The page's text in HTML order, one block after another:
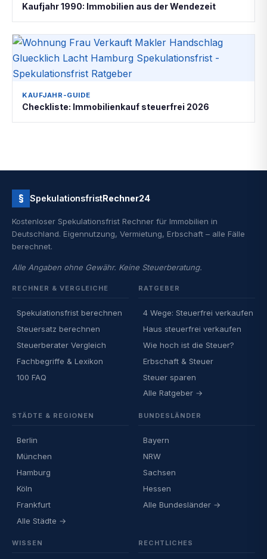
Kaufjahr 1990: Immobilien aus der Wendezeit
KAUFJAHR-GUIDE
Checkliste: Immobilienkauf steuerfrei 2026
§ SpekulationsfristRechner24
Kostenloser Spekulationsfrist Rechner für Immobilien in
Deutschland. Eigennutzung, Vermietung, Erbschaft – alle Fälle
berechnet.
Alle Angaben ohne Gewähr. Keine Steuerberatung.
RECHNER & VERGLEICHE
Spekulationsfrist berechnen
Steuersatz berechnen
Steuerberater Vergleich
Fachbegriffe & Lexikon
100 FAQ
RATGEBER
4 Wege: Steuerfrei verkaufen
Haus steuerfrei verkaufen
Wie hoch ist die Steuer?
Erbschaft & Steuer
Steuer sparen
Alle Ratgeber →
STÄDTE & REGIONEN
Berlin
München
Hamburg
Köln
Frankfurt
Alle Städte →
BUNDESLÄNDER
Bayern
NRW
Sachsen
Hessen
Alle Bundesländer →
WISSEN RECHTLICHES